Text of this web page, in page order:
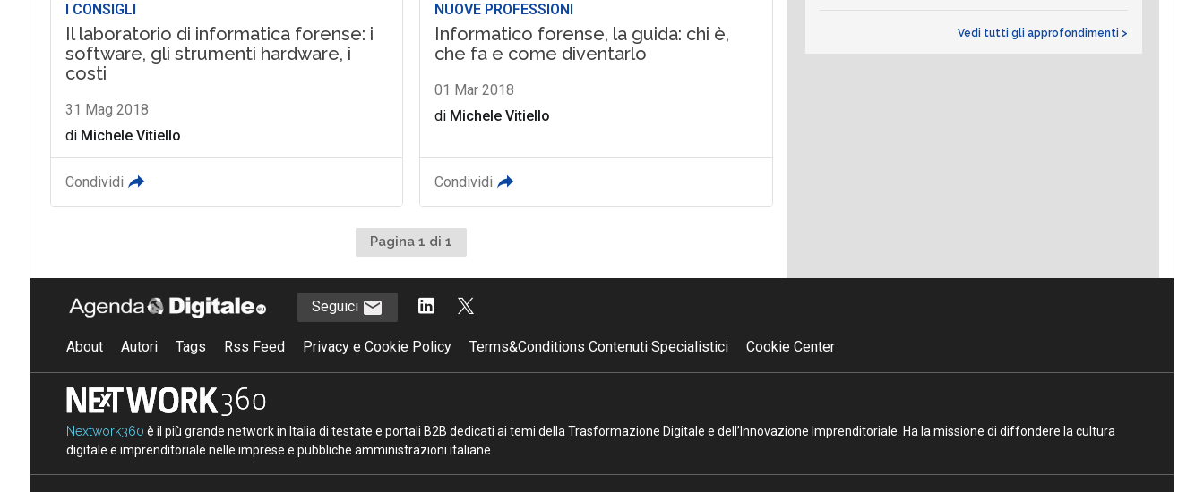
I CONSIGLI
Il laboratorio di informatica forense: i
software, gli strumenti hardware, i
costi
31 Mag 2018
di Michele Vitiello
Condividi
NUOVE PROFESSIONI
Informatico forense, la guida: chi è,
che fa e come diventarlo
01 Mar 2018
di Michele Vitiello
Condividi
Pagina 1 di 1
Vedi tutti gli approfondimenti >
Seguici
About Autori Tags Rss Feed Privacy e Cookie Policy Terms&Conditions Contenuti Specialistici Cookie Center
Nextwork360 è il più grande network in Italia di testate e portali B2B dedicati ai temi della Trasformazione Digitale e dell’Innovazione Imprenditoriale. Ha la missione di diffondere la cultura
digitale e imprenditoriale nelle imprese e pubbliche amministrazioni italiane.